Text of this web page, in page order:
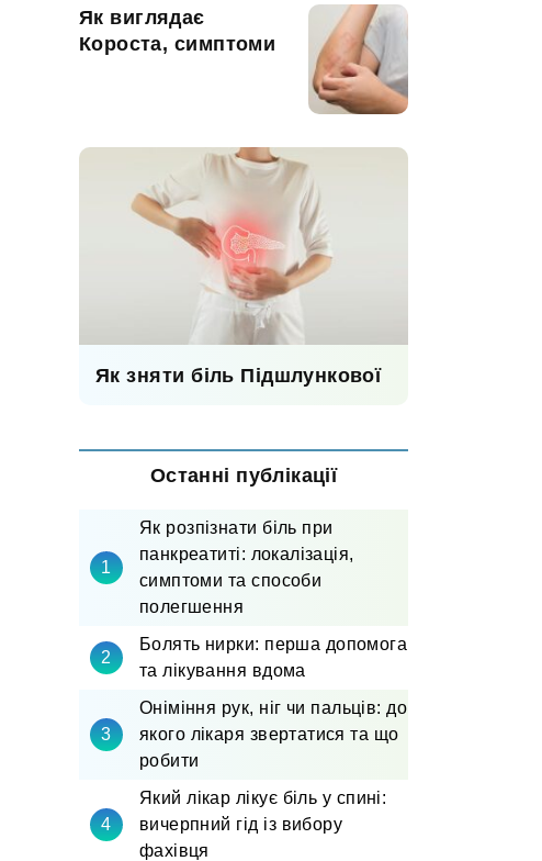
Як виглядає
Короста, симптоми
Як зняти біль Підшлункової
Останні публікації
Як розпізнати біль при
панкреатиті: локалізація,
симптоми та способи
полегшення
Болять нирки: перша допомога
та лікування вдома
Оніміння рук, ніг чи пальців: до
якого лікаря звертатися та що
робити
Який лікар лікує біль у спині:
вичерпний гід із вибору
фахівця